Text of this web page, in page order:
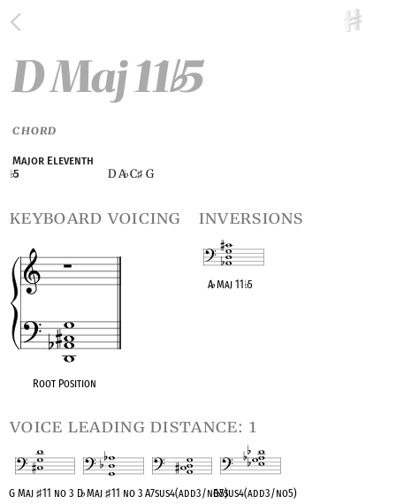
D Maj 11♭5
CHORD
Major Eleventh
♭5 D A♭C♯ G
keyboard voicing
Root Position
inversions
A♭Maj 11♭5
voice leading distance: 1
G Maj ♯11 no 3 D♭Maj ♯11 no 3 A7sus4(add3/no5)
E♭7sus4(add3/no5)